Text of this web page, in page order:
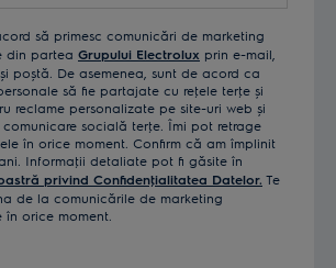
să primesc comunicări de marketing
din partea Grupului Electrolux prin e-mail,
poștă. De asemenea, sunt de acord ca
să fie partajate cu reţele terţe și
reclame personalizate pe site-uri web și
socială terţe. Îmi pot retrage
în orice moment. Confirm că am împlinit
Informaţii detaliate pot fi găsite în
privind Confidenţialitatea Datelor. Te
de la comunicările de marketing
în orice moment.